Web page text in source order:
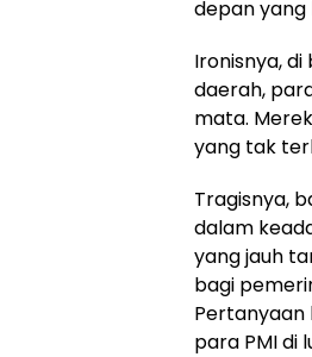
depan yang
Ironisnya,
daerah,
mata.
yang tak
Tragisnya,
dalam
yang jauh
bagi
Pertanyaan
para PMI di